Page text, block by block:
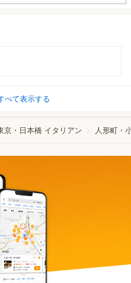
べて表示する
京・日本橋 イタリアン 人形町・